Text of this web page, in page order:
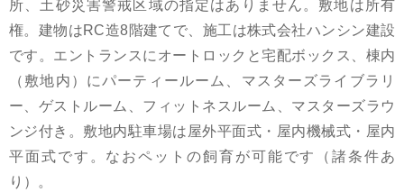
所、土砂災害警戒区域の指定はありません。敷地は所有
権。建物はRC造8階建てで、施工は株式会社ハンシン建設
です。エントランスにオートロックと宅配ボックス、棟内
（敷地内）にパーティールーム、マスターズライブラリ
ー、ゲストルーム、フィットネスルーム、マスターズラウ
ンジ付き。敷地内駐車場は屋外平面式・屋内機械式・屋内
平面式です。なおペットの飼育が可能です（諸条件あ
り）。